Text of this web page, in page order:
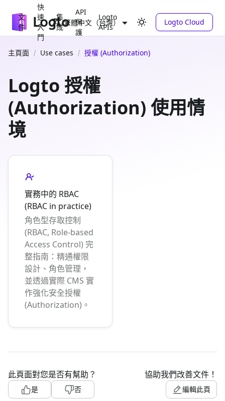
文
件
快
速
入
門
集
成
API
保
護
Logto
APIs
繁體中文（台灣） Logto Cloud
主頁面 Use cases 授權 (Authorization)
Logto 授權
(Authorization) 使用情
境
實務中的 RBAC
(RBAC in practice)
角色型存取控制
(RBAC, Role-based
Access Control) 完
整指南：精通權限
設計、角色管理，
並透過實際 CMS 實
作強化安全授權
(Authorization)。
此頁面對您是否有幫助？
是 否
協助我們改善文件！
編輯此頁